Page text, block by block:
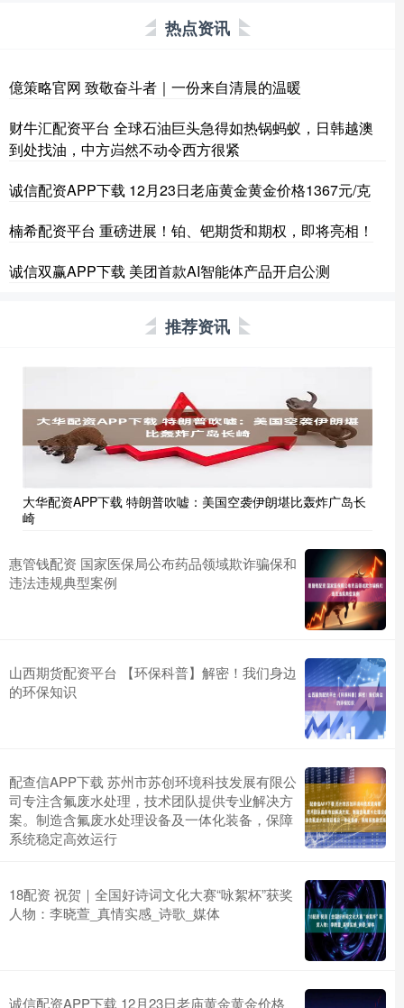
热点资讯
億策略官网 致敬奋斗者｜一份来自清晨的温暖
财牛汇配资平台 全球石油巨头急得如热锅蚂蚁，日韩越澳
到处找油，中方岿然不动令西方很紧
诚信配资APP下载 12月23日老庙黄金黄金价格1367元/克
楠希配资平台 重磅进展！铂、钯期货和期权，即将亮相！
诚信双赢APP下载 美团首款AI智能体产品开启公测
推荐资讯
大华配资APP下载 特朗普吹嘘：美国空袭伊朗堪比轰炸广岛长
崎
惠管钱配资 国家医保局公布药品领域欺诈骗保和
违法违规典型案例
山西期货配资平台 【环保科普】解密！我们身边
的环保知识
配查信APP下载 苏州市苏创环境科技发展有限公
司专注含氟废水处理，技术团队提供专业解决方
案。制造含氟废水处理设备及一体化装备，保障
系统稳定高效运行
18配资 祝贺｜全国好诗词文化大赛“咏絮杯”获奖
人物：李晓萱_真情实感_诗歌_媒体
诚信配资APP下载 12月23日老庙黄金黄金价格